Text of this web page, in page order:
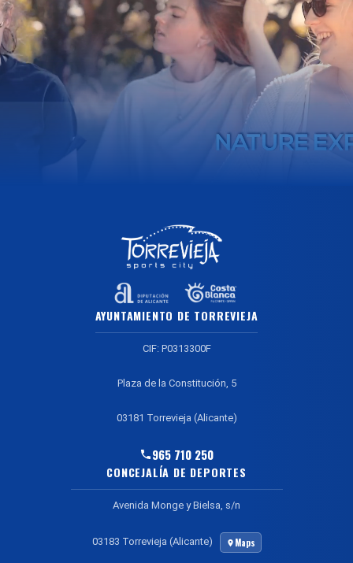
AYUNTAMIENTO DE TORREVIEJA
CIF: P0313300F
Plaza de la Constitución, 5
03181 Torrevieja (Alicante)
965 710 250
CONCEJALÍA DE DEPORTES
Avenida Monge y Bielsa, s/n
03183 Torrevieja (Alicante) Maps